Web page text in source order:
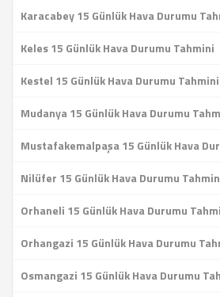
Karacabey 15 Günlük Hava Durumu
Keles 15 Günlük Hava Durumu Tahmini
Kestel 15 Günlük Hava Durumu Tahmini
Mudanya 15 Günlük Hava Durumu
Mustafakemalpaşa 15 Günlük Hava
Nilüfer 15 Günlük Hava Durumu
Orhaneli 15 Günlük Hava Durumu
Orhangazi 15 Günlük Hava Durumu
Osmangazi 15 Günlük Hava Durumu